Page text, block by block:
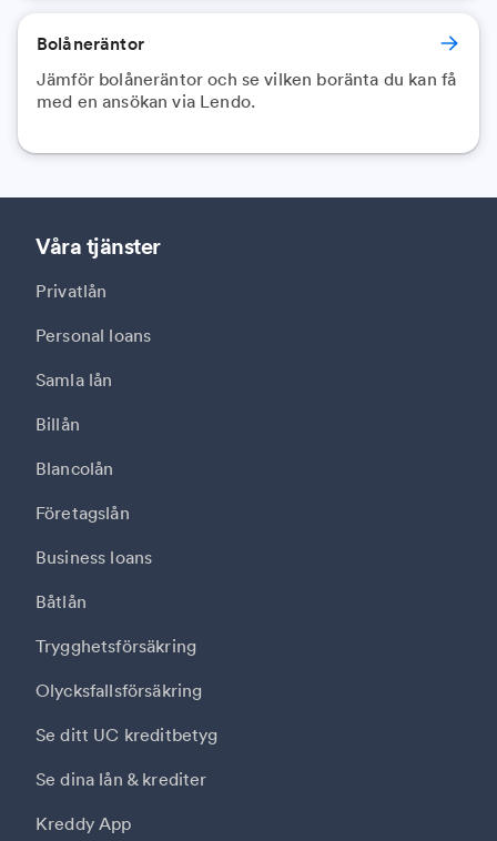
Bolåneräntor
Jämför bolåneräntor och se vilken boränta du kan få
med en ansökan via Lendo.
Våra tjänster
Privatlån
Personal loans
Samla lån
Billån
Blancolån
Företagslån
Business loans
Båtlån
Trygghetsförsäkring
Olycksfallsförsäkring
Se ditt UC kreditbetyg
Se dina lån & krediter
Kreddy App